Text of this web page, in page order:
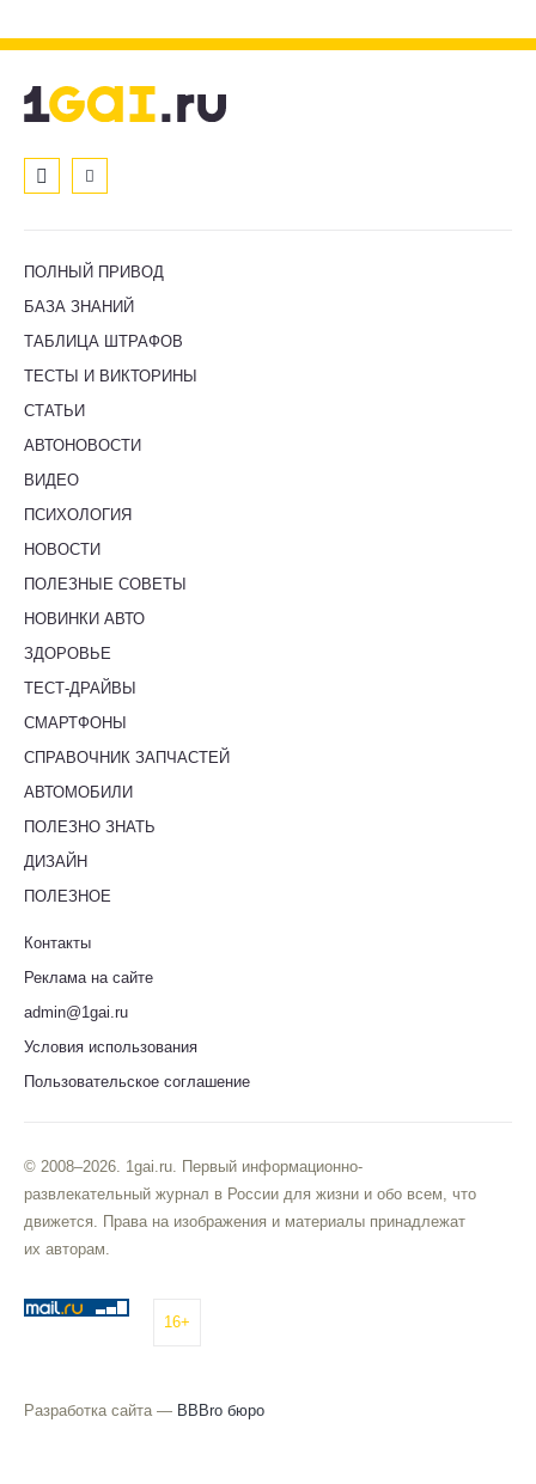
ПОЛНЫЙ ПРИВОД
БАЗА ЗНАНИЙ
ТАБЛИЦА ШТРАФОВ
ТЕСТЫ И ВИКТОРИНЫ
СТАТЬИ
АВТОНОВОСТИ
ВИДЕО
ПСИХОЛОГИЯ
НОВОСТИ
ПОЛЕЗНЫЕ СОВЕТЫ
НОВИНКИ АВТО
ЗДОРОВЬЕ
ТЕСТ-ДРАЙВЫ
СМАРТФОНЫ
СПРАВОЧНИК ЗАПЧАСТЕЙ
АВТОМОБИЛИ
ПОЛЕЗНО ЗНАТЬ
ДИЗАЙН
ПОЛЕЗНОЕ
Контакты
Реклама на сайте
admin@1gai.ru
Условия использования
Пользовательское соглашение
© 2008–2026. 1gai.ru. Первый информационно-
развлекательный журнал в России для жизни и обо всем, что
движется. Права на изображения и материалы принадлежат
их авторам.
16+
Разработка сайта — BBBro бюро